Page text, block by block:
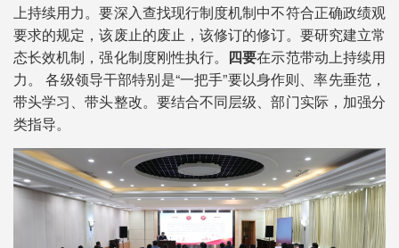
上持续用力。要深入查找现行制度机制中不符合正确政绩观
要求的规定，该废止的废止，该修订的修订。要研究建立常
态长效机制，强化制度刚性执行。 四要在示范带动上持续用
力。 各级领导干部特别是“一把手”要以身作则、率先垂范，
带头学习、带头整改。要结合不同层级、部门实际，加强分
类指导。